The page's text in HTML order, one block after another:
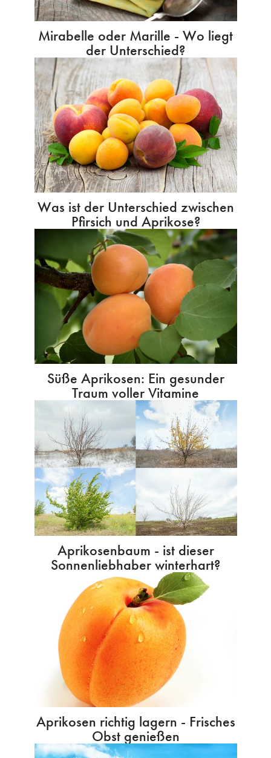
Mirabelle oder Marille - Wo liegt
der Unterschied?
Was ist der Unterschied zwischen
Pfirsich und Aprikose?
Süße Aprikosen: Ein gesunder
Traum voller Vitamine
Aprikosenbaum - ist dieser
Sonnenliebhaber winterhart?
Aprikosen richtig lagern - Frisches
Obst genießen